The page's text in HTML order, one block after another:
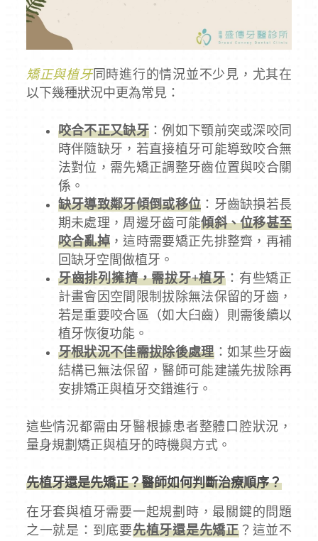
矯正與植牙同時進行的情況並不少見，尤其在
以下幾種狀況中更為常見：
咬合不正又缺牙 ：例如下顎前突或深咬同
時伴隨缺牙，若直接植牙可能導致咬合無
法對位，需先矯正調整牙齒位置與咬合關
係。
缺牙導致鄰牙傾倒或移位 ：牙齒缺損若長
期未處理，周邊牙齒可能傾斜、位移甚至
咬合亂掉 ，這時需要矯正先排整齊，再補
回缺牙空間做植牙。
牙齒排列擁擠，需拔牙+植牙 ：有些矯正
計畫會因空間限制拔除無法保留的牙齒，
若是重要咬合區（如大臼齒）則需後續以
植牙恢復功能。
牙根狀況不佳需拔除後處理：如某些牙齒
結構已無法保留，醫師可能建議先拔除再
安排矯正與植牙交錯進行。
這些情況都需由牙醫根據患者整體口腔狀況，
量身規劃矯正與植牙的時機與方式。
先植牙還是先矯正？醫師如何判斷治療順序？
在牙套與植牙需要一起規劃時，最關鍵的問題
之一就是：到底要先植牙還是先矯正？這並不